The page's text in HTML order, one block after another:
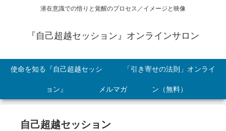
潜在意識での悟りと覚醒のプロセス／イメージと映像
『自己超越セッション』オンラインサロン
使命を知る『自己超越セッシ
ョン』
「引き寄せの法則」オンライ
ン（無料）
メルマガ
自己超越セッション